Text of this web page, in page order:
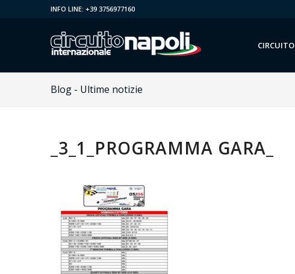
INFO LINE: +39 3756977160
CIRCUITO
Blog - Ultime notizie
_3_1_PROGRAMMA GARA_